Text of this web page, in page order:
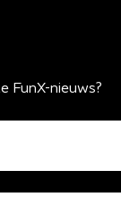
FunX-nieuws?